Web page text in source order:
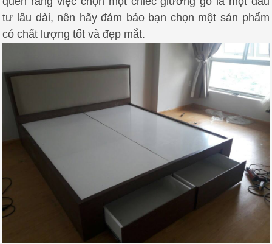
tư lâu dài, nên hãy đảm bảo bạn chọn một sản phẩm
có chất lượng tốt và đẹp mắt.